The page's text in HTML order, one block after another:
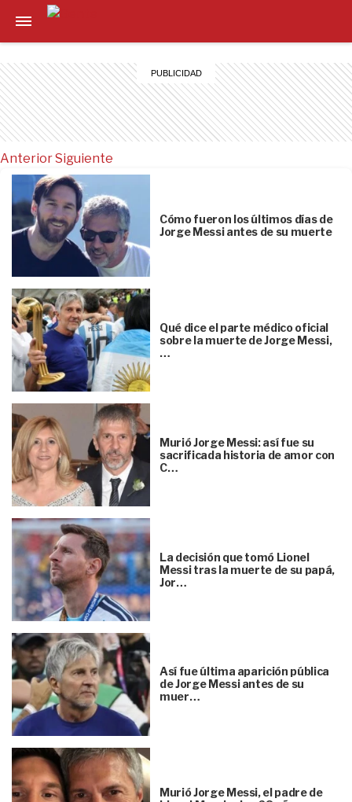
Anterior
Cómo fueron los últimos días de
Jorge Messi antes de su muerte
Qué dice el parte médico oficial
sobre la muerte de Jorge Messi,
…
Murió Jorge Messi: así fue su
sacrificada historia de amor con
C…
La decisión que tomó Lionel
Messi tras la muerte de su papá,
Jor…
Así fue última aparición pública
de Jorge Messi antes de su
muer…
Murió Jorge Messi, el padre de
Siguiente